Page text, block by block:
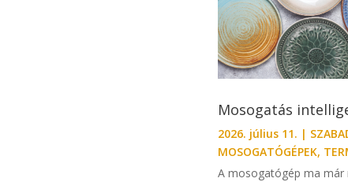
Mosogatás
2026. július 11. |
MOSOGATÓGÉPEK,
A mosogatógép ma már